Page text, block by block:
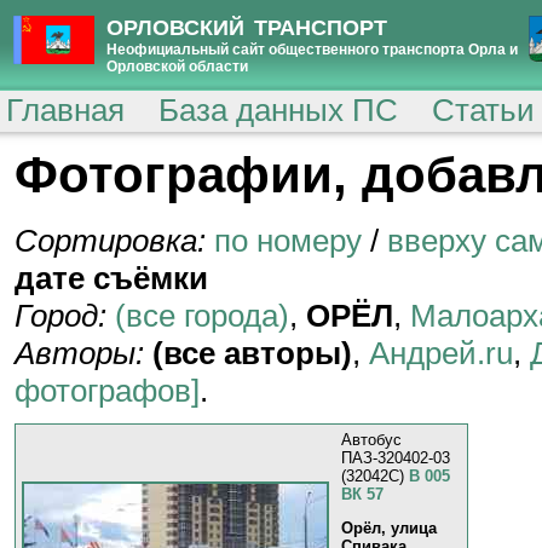
ОРЛОВСКИЙ ТРАНСПОРТ
Неофициальный сайт общественного транспорта Орла и
Орловской области
Главная База данных ПС
Фотографии,
Сортировка: по номеру / вверху
дате съёмки
Город: (все города), ОРЁЛ,
Авторы: (все авторы), Андрей.ru,
фотографов].
Автобус
ПАЗ-320402-03
(32042C) В 005
ВК 57
Орёл, улица